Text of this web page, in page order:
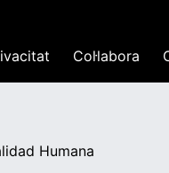
Col·labora
Humana